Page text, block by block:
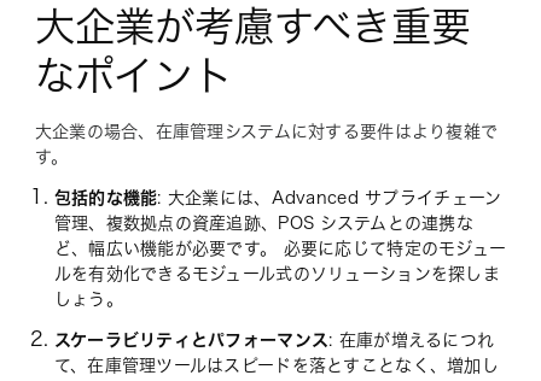
大企業が考慮すべき重要
なポイント
大企業の場合、在庫管理システムに対する要件はより複雑で
す。
包括的な機能: 大企業には、Advanced サプライチェーン
管理、複数拠点の資産追跡、POS システムとの連携な
ど、幅広い機能が必要です。 必要に応じて特定のモジュー
ルを有効化できるモジュール式のソリューションを探しま
しょう。
スケーラビリティとパフォーマンス : 在庫が増えるにつれ
て、在庫管理ツールはスピードを落とすことなく、増加し